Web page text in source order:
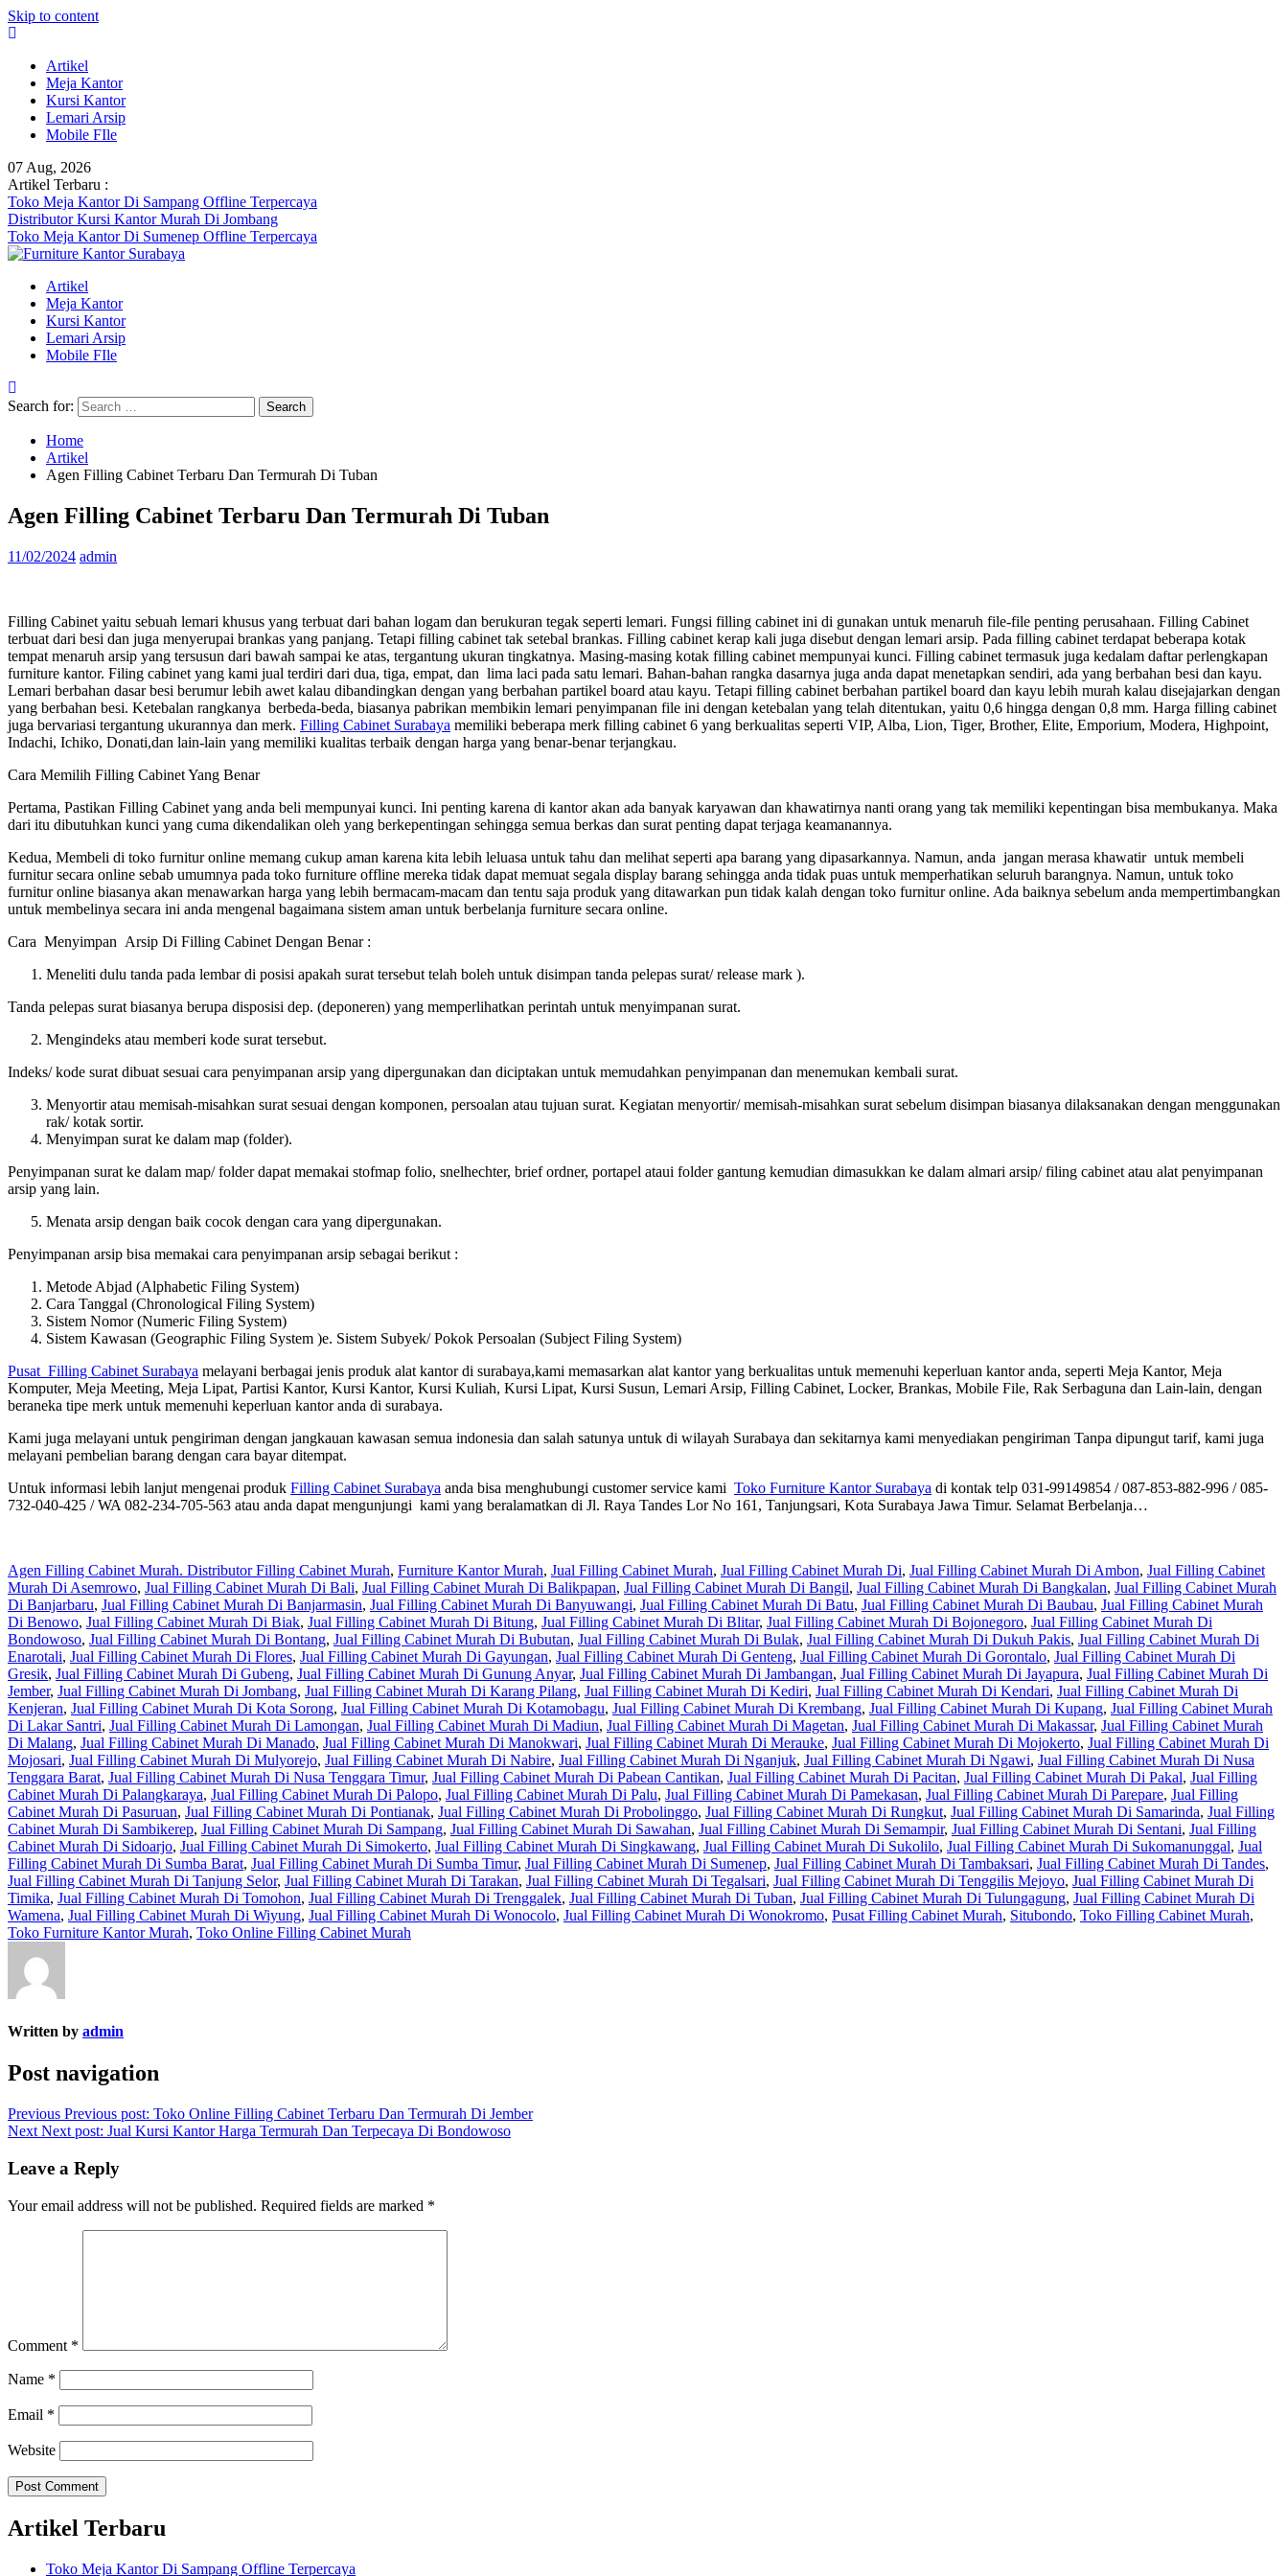
Skip to content
Artikel
Meja Kantor
Kursi Kantor
Lemari Arsip
Mobile FIle
07 Aug, 2026
Artikel Terbaru :
Toko Meja Kantor Di Sampang Offline Terpercaya
Distributor Kursi Kantor Murah Di Jombang
Toko Meja Kantor Di Sumenep Offline Terpercaya
Artikel
Meja Kantor
Kursi Kantor
Lemari Arsip
Mobile FIle
Search for:
Home
Artikel
Agen Filling Cabinet Terbaru Dan Termurah Di Tuban
Agen Filling Cabinet Terbaru Dan Termurah Di Tuban
11/02/2024 admin
Filling Cabinet yaitu sebuah lemari khusus yang terbuat dari bahan logam dan berukuran tegak seperti lemari. Fungsi filling cabinet ini di gunakan untuk menaruh file-file penting perusahaan. Filling Cabinet
terbuat dari besi dan juga menyerupai brankas yang panjang. Tetapi filling cabinet tak setebal brankas. Filling cabinet kerap kali juga disebut dengan lemari arsip. Pada filling cabinet terdapat beberapa kotak
tempat menaruh arsip yang tersusun dari bawah sampai ke atas, tergantung ukuran tingkatnya. Masing-masing kotak filling cabinet mempunyai kunci. Filling cabinet termasuk juga kedalam daftar perlengkapan
furniture kantor. Filing cabinet yang kami jual terdiri dari dua, tiga, empat, dan lima laci pada satu lemari. Bahan-bahan rangka dasarnya juga anda dapat menetapkan sendiri, ada yang berbahan besi dan kayu.
Lemari berbahan dasar besi berumur lebih awet kalau dibandingkan dengan yang berbahan partikel board atau kayu. Tetapi filling cabinet berbahan partikel board dan kayu lebih murah kalau disejajarkan dengan
yang berbahan besi. Ketebalan rangkanya berbeda-beda, biasanya pabrikan membikin lemari penyimpanan file ini dengan ketebalan yang telah ditentukan, yaitu 0,6 hingga dengan 0,8 mm. Harga filling cabinet
juga bervariasi tergantung ukurannya dan merk. Filling Cabinet Surabaya memiliki beberapa merk filling cabinet 6 yang berkualitas seperti VIP, Alba, Lion, Tiger, Brother, Elite, Emporium, Modera, Highpoint,
Indachi, Ichiko, Donati,dan lain-lain yang memiliki kualitas terbaik dengan harga yang benar-benar terjangkau.
Cara Memilih Filling Cabinet Yang Benar
Pertama, Pastikan Filling Cabinet yang anda beli mempunyai kunci. Ini penting karena di kantor akan ada banyak karyawan dan khawatirnya nanti orang yang tak memiliki kepentingan bisa membukanya. Maka
dari itu dibutuhkan kunci yang cuma dikendalikan oleh yang berkepentingan sehingga semua berkas dan surat penting dapat terjaga keamanannya.
Kedua, Membeli di toko furnitur online memang cukup aman karena kita lebih leluasa untuk tahu dan melihat seperti apa barang yang dipasarkannya. Namun, anda jangan merasa khawatir untuk membeli
furnitur secara online sebab umumnya pada toko furniture offline mereka tidak dapat memuat segala display barang sehingga anda tidak puas untuk memperhatikan seluruh barangnya. Namun, untuk toko
furnitur online biasanya akan menawarkan harga yang lebih bermacam-macam dan tentu saja produk yang ditawarkan pun tidak kalah dengan toko furnitur online. Ada baiknya sebelum anda mempertimbangkan
untuk membelinya secara ini anda mengenal bagaimana sistem aman untuk berbelanja furniture secara online.
Cara Menyimpan Arsip Di Filling Cabinet Dengan Benar :
Meneliti dulu tanda pada lembar di posisi apakah surat tersebut telah boleh untuk disimpan tanda pelepas surat/ release mark ).
Tanda pelepas surat biasanya berupa disposisi dep. (deponeren) yang memperlihatkan perintah untuk menyimpanan surat.
Mengindeks atau memberi kode surat tersebut.
Indeks/ kode surat dibuat sesuai cara penyimpanan arsip yang dipergunakan dan diciptakan untuk memudahkan penyimpanan dan menemukan kembali surat.
Menyortir atau memisah-misahkan surat sesuai dengan komponen, persoalan atau tujuan surat. Kegiatan menyortir/ memisah-misahkan surat sebelum disimpan biasanya dilaksanakan dengan menggunakan
rak/ kotak sortir.
Menyimpan surat ke dalam map (folder).
Penyimpanan surat ke dalam map/ folder dapat memakai stofmap folio, snelhechter, brief ordner, portapel ataui folder gantung kemudian dimasukkan ke dalam almari arsip/ filing cabinet atau alat penyimpanan
arsip yang lain.
Menata arsip dengan baik cocok dengan cara yang dipergunakan.
Penyimpanan arsip bisa memakai cara penyimpanan arsip sebagai berikut :
Metode Abjad (Alphabetic Filing System)
Cara Tanggal (Chronological Filing System)
Sistem Nomor (Numeric Filing System)
Sistem Kawasan (Geographic Filing System )e. Sistem Subyek/ Pokok Persoalan (Subject Filing System)
Pusat Filling Cabinet Surabaya melayani berbagai jenis produk alat kantor di surabaya,kami memasarkan alat kantor yang berkualitas untuk memenuhi keperluan kantor anda, seperti Meja Kantor, Meja
Komputer, Meja Meeting, Meja Lipat, Partisi Kantor, Kursi Kantor, Kursi Kuliah, Kursi Lipat, Kursi Susun, Lemari Arsip, Filling Cabinet, Locker, Brankas, Mobile File, Rak Serbaguna dan Lain-lain, dengan
beraneka tipe merk untuk memenuhi keperluan kantor anda di surabaya.
Kami juga melayani untuk pengiriman dengan jangkauan kawasan semua indonesia dan salah satunya untuk di wilayah Surabaya dan sekitarnya kami menyediakan pengiriman Tanpa dipungut tarif, kami juga
melayani pembelian barang dengan cara bayar ditempat.
Untuk informasi lebih lanjut mengenai produk Filling Cabinet Surabaya anda bisa menghubungi customer service kami Toko Furniture Kantor Surabaya di kontak telp 031-99149854 / 087-853-882-996 / 085-
732-040-425 / WA 082-234-705-563 atau anda dapat mengunjungi kami yang beralamatkan di Jl. Raya Tandes Lor No 161, Tanjungsari, Kota Surabaya Jawa Timur. Selamat Berbelanja…
Agen Filling Cabinet Murah. Distributor Filling Cabinet Murah, Furniture Kantor Murah, Jual Filling Cabinet Murah, Jual Filling Cabinet Murah Di, Jual Filling Cabinet Murah Di Ambon, Jual Filling Cabinet
Murah Di Asemrowo, Jual Filling Cabinet Murah Di Bali, Jual Filling Cabinet Murah Di Balikpapan, Jual Filling Cabinet Murah Di Bangil, Jual Filling Cabinet Murah Di Bangkalan, Jual Filling Cabinet Murah
Di Banjarbaru, Jual Filling Cabinet Murah Di Banjarmasin, Jual Filling Cabinet Murah Di Banyuwangi, Jual Filling Cabinet Murah Di Batu, Jual Filling Cabinet Murah Di Baubau, Jual Filling Cabinet Murah
Di Benowo, Jual Filling Cabinet Murah Di Biak, Jual Filling Cabinet Murah Di Bitung, Jual Filling Cabinet Murah Di Blitar, Jual Filling Cabinet Murah Di Bojonegoro, Jual Filling Cabinet Murah Di
Bondowoso, Jual Filling Cabinet Murah Di Bontang, Jual Filling Cabinet Murah Di Bubutan, Jual Filling Cabinet Murah Di Bulak, Jual Filling Cabinet Murah Di Dukuh Pakis, Jual Filling Cabinet Murah Di
Enarotali, Jual Filling Cabinet Murah Di Flores, Jual Filling Cabinet Murah Di Gayungan, Jual Filling Cabinet Murah Di Genteng, Jual Filling Cabinet Murah Di Gorontalo, Jual Filling Cabinet Murah Di
Gresik, Jual Filling Cabinet Murah Di Gubeng, Jual Filling Cabinet Murah Di Gunung Anyar, Jual Filling Cabinet Murah Di Jambangan, Jual Filling Cabinet Murah Di Jayapura, Jual Filling Cabinet Murah Di
Jember, Jual Filling Cabinet Murah Di Jombang, Jual Filling Cabinet Murah Di Karang Pilang, Jual Filling Cabinet Murah Di Kediri, Jual Filling Cabinet Murah Di Kendari, Jual Filling Cabinet Murah Di
Kenjeran, Jual Filling Cabinet Murah Di Kota Sorong, Jual Filling Cabinet Murah Di Kotamobagu, Jual Filling Cabinet Murah Di Krembang, Jual Filling Cabinet Murah Di Kupang, Jual Filling Cabinet Murah
Di Lakar Santri, Jual Filling Cabinet Murah Di Lamongan, Jual Filling Cabinet Murah Di Madiun, Jual Filling Cabinet Murah Di Magetan, Jual Filling Cabinet Murah Di Makassar, Jual Filling Cabinet Murah
Di Malang, Jual Filling Cabinet Murah Di Manado, Jual Filling Cabinet Murah Di Manokwari, Jual Filling Cabinet Murah Di Merauke, Jual Filling Cabinet Murah Di Mojokerto, Jual Filling Cabinet Murah Di
Mojosari, Jual Filling Cabinet Murah Di Mulyorejo, Jual Filling Cabinet Murah Di Nabire, Jual Filling Cabinet Murah Di Nganjuk, Jual Filling Cabinet Murah Di Ngawi, Jual Filling Cabinet Murah Di Nusa
Tenggara Barat, Jual Filling Cabinet Murah Di Nusa Tenggara Timur, Jual Filling Cabinet Murah Di Pabean Cantikan, Jual Filling Cabinet Murah Di Pacitan, Jual Filling Cabinet Murah Di Pakal, Jual Filling
Cabinet Murah Di Palangkaraya, Jual Filling Cabinet Murah Di Palopo, Jual Filling Cabinet Murah Di Palu, Jual Filling Cabinet Murah Di Pamekasan, Jual Filling Cabinet Murah Di Parepare, Jual Filling
Cabinet Murah Di Pasuruan, Jual Filling Cabinet Murah Di Pontianak, Jual Filling Cabinet Murah Di Probolinggo, Jual Filling Cabinet Murah Di Rungkut, Jual Filling Cabinet Murah Di Samarinda, Jual Filling
Cabinet Murah Di Sambikerep, Jual Filling Cabinet Murah Di Sampang, Jual Filling Cabinet Murah Di Sawahan, Jual Filling Cabinet Murah Di Semampir, Jual Filling Cabinet Murah Di Sentani, Jual Filling
Cabinet Murah Di Sidoarjo, Jual Filling Cabinet Murah Di Simokerto, Jual Filling Cabinet Murah Di Singkawang, Jual Filling Cabinet Murah Di Sukolilo, Jual Filling Cabinet Murah Di Sukomanunggal, Jual
Filling Cabinet Murah Di Sumba Barat, Jual Filling Cabinet Murah Di Sumba Timur, Jual Filling Cabinet Murah Di Sumenep, Jual Filling Cabinet Murah Di Tambaksari, Jual Filling Cabinet Murah Di Tandes,
Jual Filling Cabinet Murah Di Tanjung Selor, Jual Filling Cabinet Murah Di Tarakan, Jual Filling Cabinet Murah Di Tegalsari, Jual Filling Cabinet Murah Di Tenggilis Mejoyo, Jual Filling Cabinet Murah Di
Timika, Jual Filling Cabinet Murah Di Tomohon, Jual Filling Cabinet Murah Di Trenggalek, Jual Filling Cabinet Murah Di Tuban, Jual Filling Cabinet Murah Di Tulungagung, Jual Filling Cabinet Murah Di
Wamena, Jual Filling Cabinet Murah Di Wiyung, Jual Filling Cabinet Murah Di Wonocolo, Jual Filling Cabinet Murah Di Wonokromo, Pusat Filling Cabinet Murah, Situbondo, Toko Filling Cabinet Murah,
Toko Furniture Kantor Murah, Toko Online Filling Cabinet Murah
Written by admin
Post navigation
Previous Previous post: Toko Online Filling Cabinet Terbaru Dan Termurah Di Jember
Next Next post: Jual Kursi Kantor Harga Termurah Dan Terpecaya Di Bondowoso
Leave a Reply
Your email address will not be published. Required fields are marked *
Comment *
Name *
Email *
Website
Artikel Terbaru
Toko Meja Kantor Di Sampang Offline Terpercaya